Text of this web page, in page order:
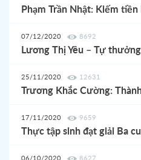
07/12/2020 8692
25/11/2020 12631
17/11/2020 9659
06/10/2020 8627